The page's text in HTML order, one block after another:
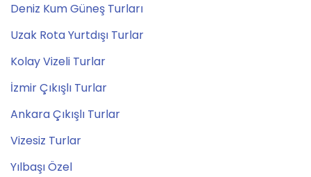
Deniz Kum Güneş Turları
Uzak Rota Yurtdışı Turlar
Kolay Vizeli Turlar
İzmir Çıkışlı Turlar
Ankara Çıkışlı Turlar
Vizesiz Turlar
Yılbaşı Özel